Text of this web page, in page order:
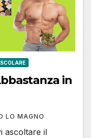
in
LO MAGNO
ascoltare il